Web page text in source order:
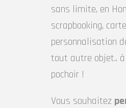
sans limite, en
scrapbooking,
personnalisation
tout autre objet..
pochoir !
Vous souhaitez